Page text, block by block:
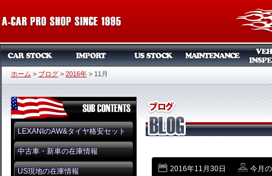
ホーム > ブログ > 2016年 > 11月
LEXANIのAW&タイヤ格安セット
中古車・新車の在庫情報
US現地の在庫情報 2016年11月30日 今月